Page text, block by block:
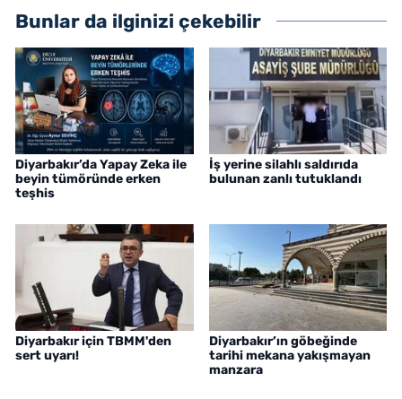
Bunlar da ilginizi çekebilir
Diyarbakır’da Yapay Zeka ile
beyin tümöründe erken
teşhis
İş yerine silahlı saldırıda
bulunan zanlı tutuklandı
Diyarbakır için TBMM'den
sert uyarı!
Diyarbakır’ın göbeğinde
tarihi mekana yakışmayan
manzara